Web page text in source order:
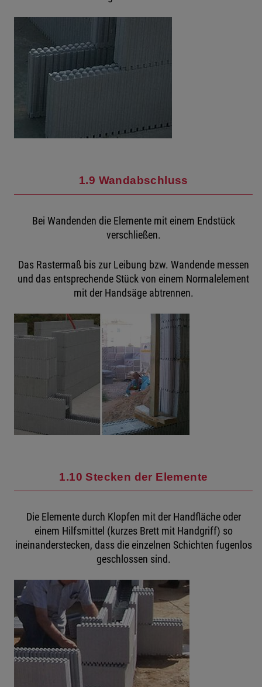
1.9 Wandabschluss
Bei Wandenden die Elemente mit einem Endstück
verschließen.
Das Rastermaß bis zur Leibung bzw. Wandende messen
und das entsprechende Stück von einem Normalelement
mit der Handsäge abtrennen.
1.10 Stecken der Elemente
Die Elemente durch Klopfen mit der Handfläche oder
einem Hilfsmittel (kurzes Brett mit Handgriff) so
ineinanderstecken, dass die einzelnen Schichten fugenlos
geschlossen sind.